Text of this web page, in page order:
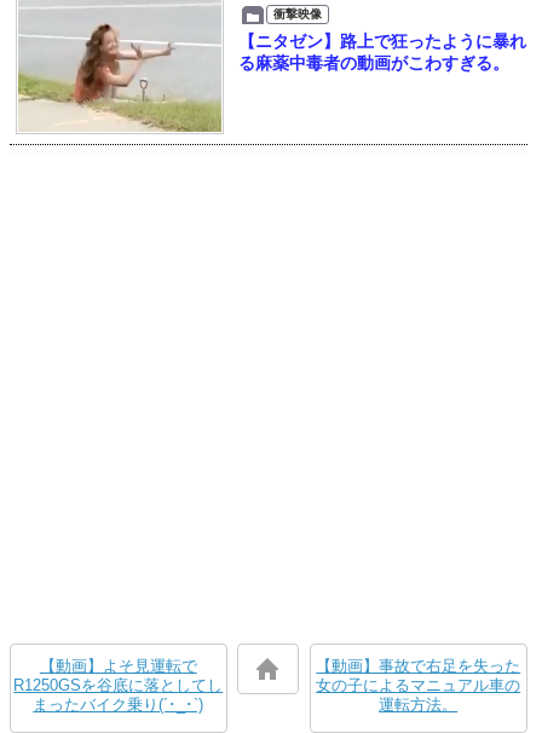
衝撃映像
【ニタゼン】路上で狂ったように暴れ
る麻薬中毒者の動画がこわすぎる。
【動画】よそ見運転で
R1250GSを谷底に落としてし
まったバイク乗り(´･_･`)
【動画】事故で右足を失った
女の子によるマニュアル車の
運転方法。